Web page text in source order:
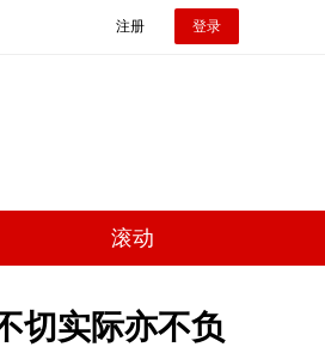
注册 登录
滚动
切实际亦不负